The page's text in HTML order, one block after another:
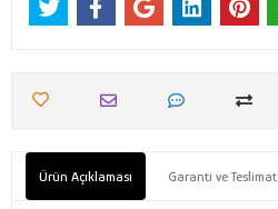
Ürün Açıklaması Garanti ve Teslimat